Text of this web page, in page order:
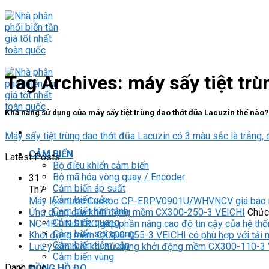
Skip
to
content
CẢM BIẾN
Bộ điều khiển cảm biến
Bộ mã hóa vòng quay / Encoder
Cảm biến áp suất
Cảm biến cửa
Cảm biến hình ảnh
Cảm biến quang
Cảm biến sợi quang
Cảm biến tiệm cận
Cảm biến vùng
Tag Archives: máy sấy tiệt
Khả năng sử dụng của máy sấy tiệt trùng dao thớt đũa Lacuzin thế nào?
Máy sấy tiệt trùng dao thớt đũa Lacuzin có 3 màu sắc là trắng,
Latest Posts
31
Th7
Máy lọc nước Cuckoo CP-ERPV0901U/WHVNCV giá bao
Ứng dụng của khởi động mềm CX300-250-3 VEICHI
NC-4PT NiSTRO góp phần nâng cao độ tin cậy của hệ
Khởi động mềm CX300-055-3 VEICHI có phù hợp với tải
Lưu ý cần biết khi sử dụng khởi động mềm CX300-110-3